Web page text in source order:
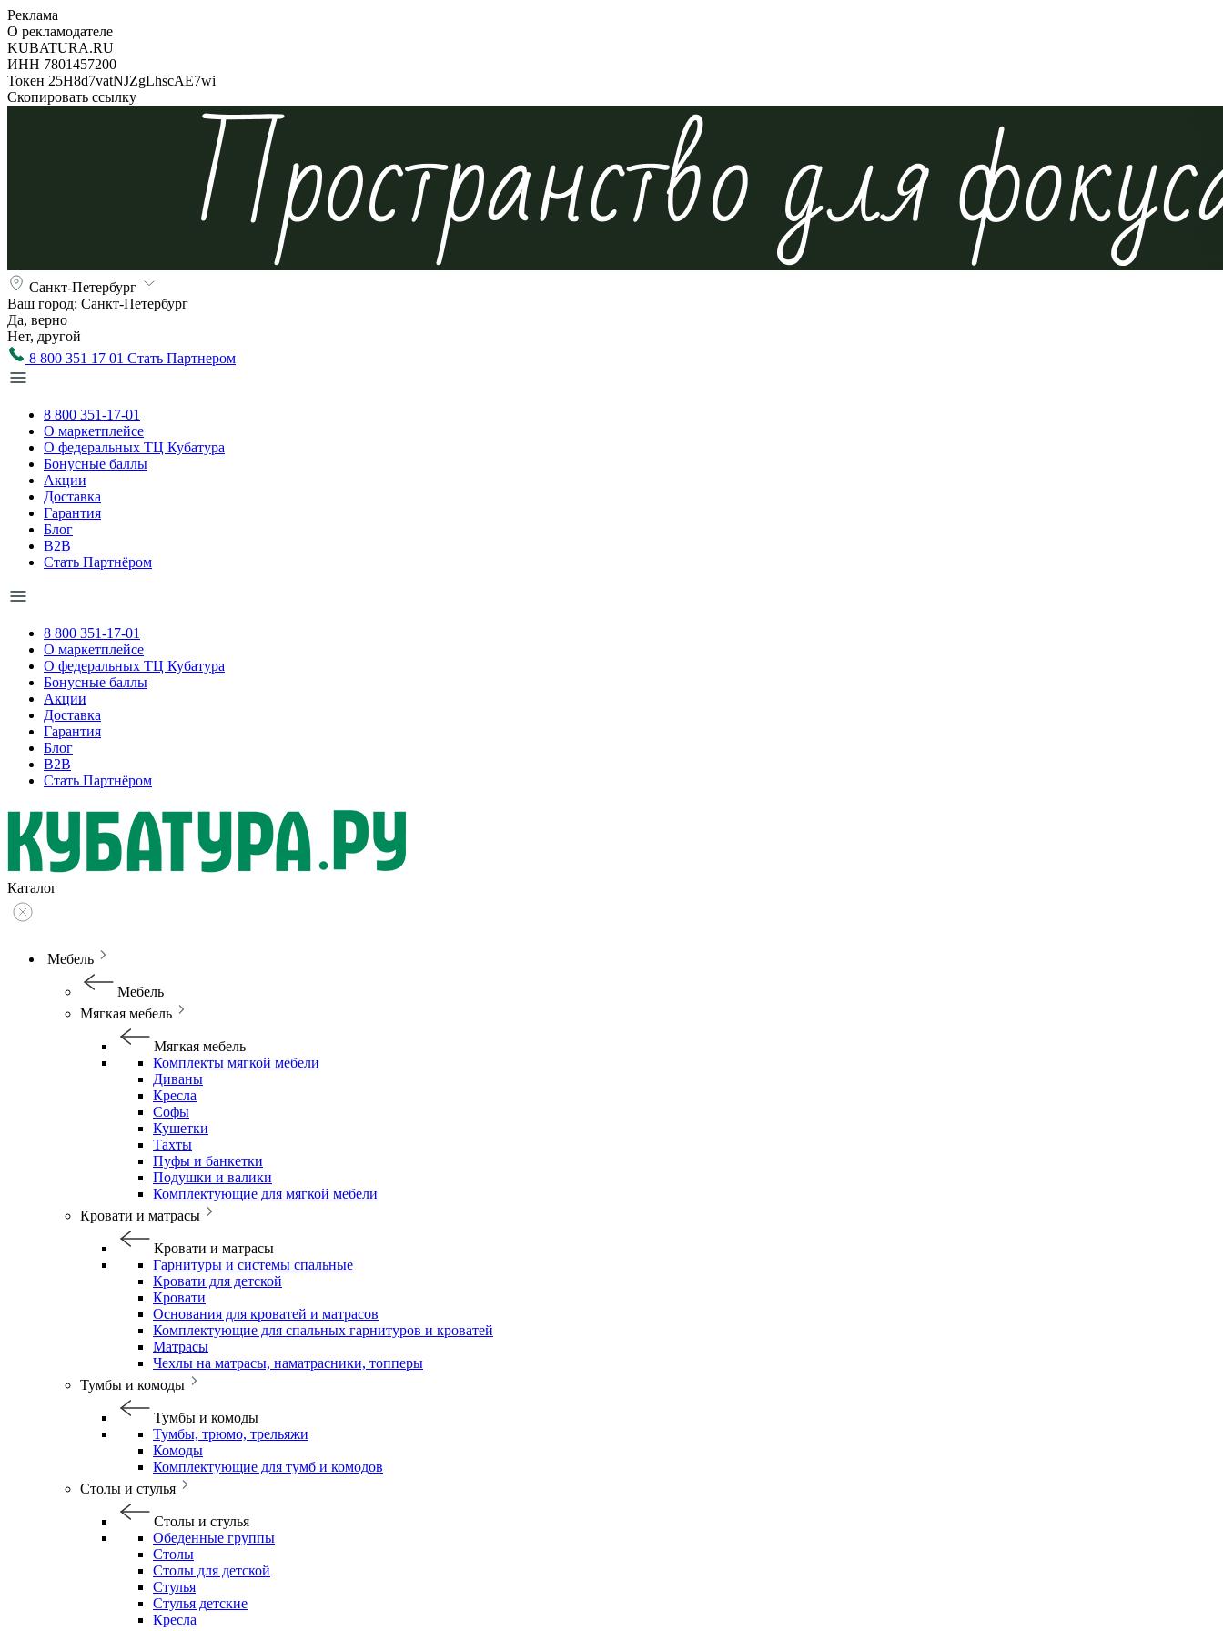
Реклама
О рекламодателе
KUBATURA.RU
ИНН 7801457200
Токен 25H8d7vatNJZgLhscAE7wi
Скопировать ссылку
Санкт-Петербург
Ваш город: Санкт-Петербург
Да, верно
Нет, другой
8 800 351 17 01 Стать Партнером
8 800 351-17-01
О маркетплейсе
О федеральных ТЦ Кубатура
Бонусные баллы
Акции
Доставка
Гарантия
Блог
B2B
Стать Партнёром
8 800 351-17-01
О маркетплейсе
О федеральных ТЦ Кубатура
Бонусные баллы
Акции
Доставка
Гарантия
Блог
B2B
Стать Партнёром
Каталог
Мебель
Мебель
Мягкая мебель
Мягкая мебель
Комплекты мягкой мебели
Диваны
Кресла
Софы
Кушетки
Тахты
Пуфы и банкетки
Подушки и валики
Комплектующие для мягкой мебели
Кровати и матрасы
Кровати и матрасы
Гарнитуры и системы спальные
Кровати для детской
Кровати
Основания для кроватей и матрасов
Комплектующие для спальных гарнитуров и кроватей
Матрасы
Чехлы на матрасы, наматрасники, топперы
Тумбы и комоды
Тумбы и комоды
Тумбы, трюмо, трельяжи
Комоды
Комплектующие для тумб и комодов
Столы и стулья
Столы и стулья
Обеденные группы
Столы
Столы для детской
Стулья
Стулья детские
Кресла